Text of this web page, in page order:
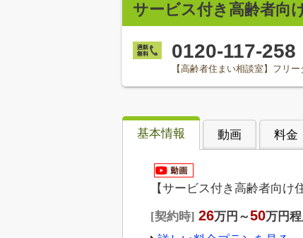
サービス付き高齢者
0120-117-258
【高齢者住まい相談室】フリー
基本情報 動画 料金
【サービス付き高齢者向け
契約時 26万円～50万円